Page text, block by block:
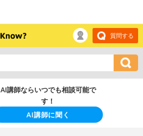
質問する
AI講師ならいつでも相談可能で
す！
AI講師に聞く